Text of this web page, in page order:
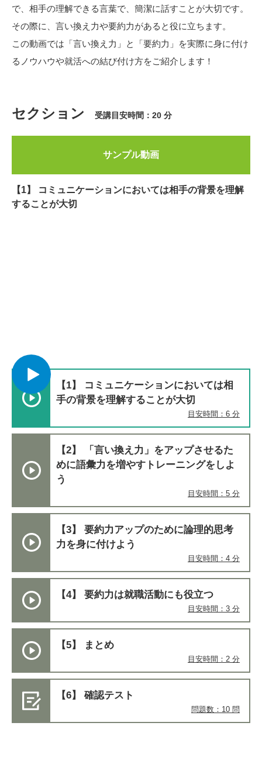
で、相手の理解できる言葉で、簡潔に話すことが大切です。
その際に、言い換え力や要約力があると役に立ちます。
この動画では「言い換え力」と「要約力」を実際に身に付け
るノウハウや就活への結び付け方をご紹介します！
セクション 受講目安時間：20 分
【1】 コミュニケーションにおいては相
手の背景を理解することが大切
目安時間：6 分
【2】 「言い換え力」をアップさせるた
めに語彙力を増やすトレーニングをしよ
う
目安時間：5 分
【3】 要約力アップのために論理的思考
力を身に付けよう
目安時間：4 分
【4】 要約力は就職活動にも役立つ
目安時間：3 分
【5】 まとめ
目安時間：2 分
【6】 確認テスト
問題数：10 問
サンプル動画
【1】 コミュニケーションにおいては相手の背景を理解
することが大切